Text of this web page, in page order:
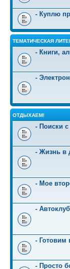
- Куплю
ТЕМАТИЧЕСКАЯ
- Книги,
-
ОТДЫХАЕМ!
- Поиски с
- Жизнь в
- Мое
-
- Готовим
- Просто